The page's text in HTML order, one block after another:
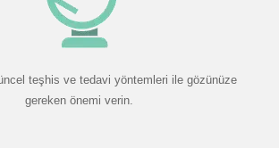
teşhis ve tedavi yöntemleri ile gözünüze
gereken önemi verin.